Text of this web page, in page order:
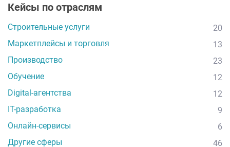
Кейсы по отраслям
Строительные услуги
20
Маркетплейсы и торговля
13
Производство
23
Обучение
12
Digital-агентства
12
IT-разработка
9
Онлайн-сервисы
6
Другие сферы
46